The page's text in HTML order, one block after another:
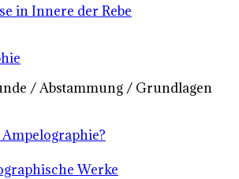
in Innere der Rebe
/ Abstammung / Grundlagen
Ampelographie?
Werke